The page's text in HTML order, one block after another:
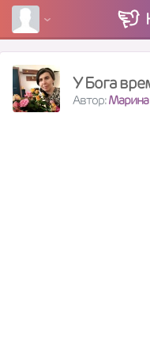
У Бога
Автор: